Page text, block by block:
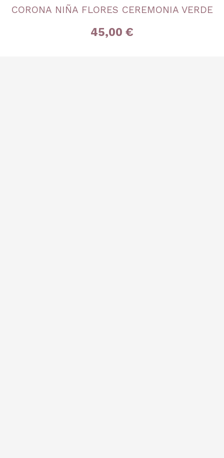
Única
CORONA NIÑA FLORES CEREMONIA VERDE
45,00 €